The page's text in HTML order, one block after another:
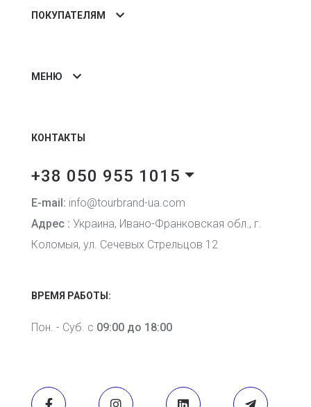
ПОКУПАТЕЛЯМ
МЕНЮ
КОНТАКТЫ
+38 050 955 1015
E-mail: info@tourbrand-ua.com
Адрес : Украина, Ивано-Франковская обл., г.
Коломыя, ул. Сечевых Стрельцов 12
ВРЕМЯ РАБОТЫ:
Пон. - Суб. с 09:00 до 18:00